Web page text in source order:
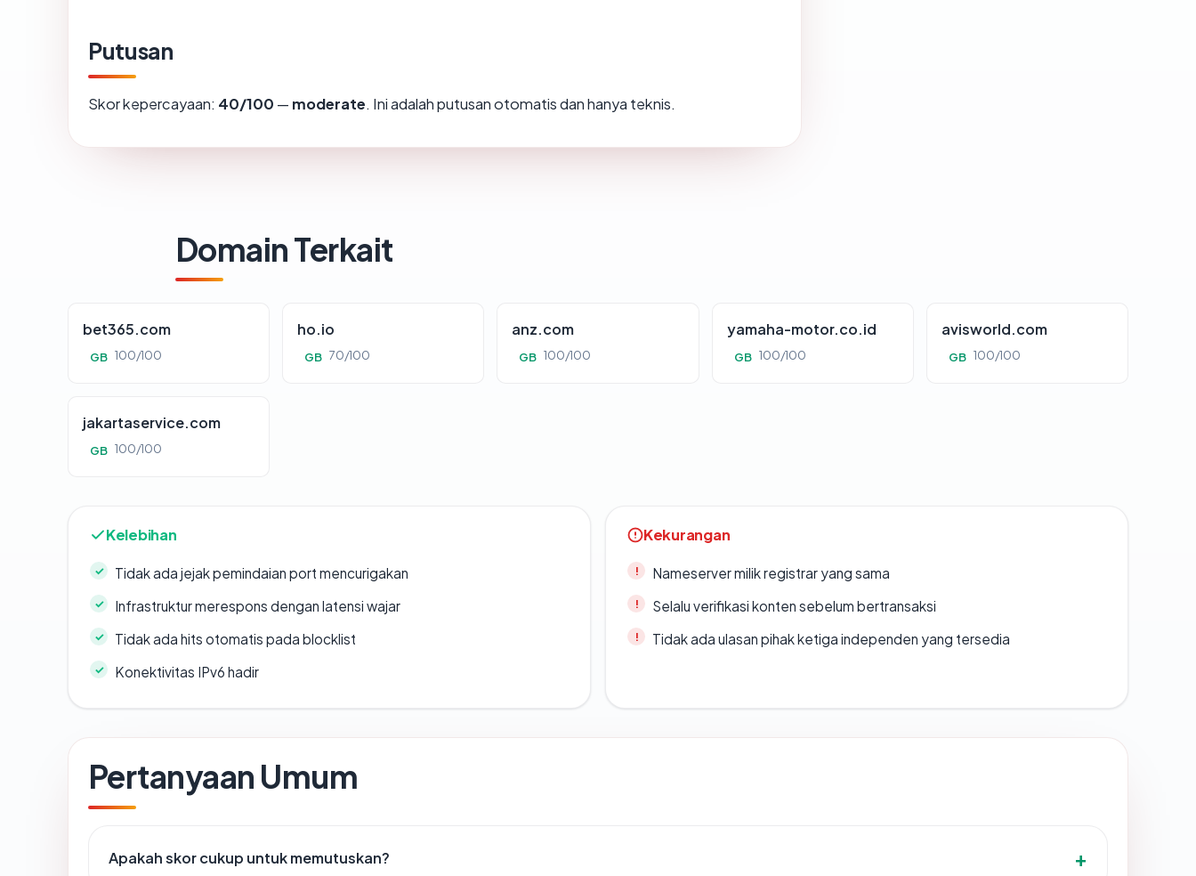
Putusan
Skor kepercayaan: 40/100 — moderate. Ini adalah putusan otomatis dan hanya teknis.
Domain Terkait
bet365.com
GB 100/100
ho.io
GB 70/100
anz.com
GB 100/100
yamaha-motor.co.id
GB 100/100
avisworld.com
GB 100/100
jakartaservice.com
GB 100/100
Kelebihan
Tidak ada jejak pemindaian port mencurigakan
Infrastruktur merespons dengan latensi wajar
Tidak ada hits otomatis pada blocklist
Konektivitas IPv6 hadir
Kekurangan
Nameserver milik registrar yang sama
Selalu verifikasi konten sebelum bertransaksi
Tidak ada ulasan pihak ketiga independen yang tersedia
Pertanyaan Umum
Apakah skor cukup untuk memutuskan?